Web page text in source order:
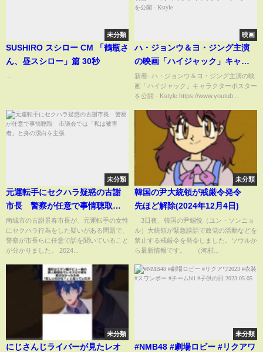
未分類
SUSHIRO スシロー CM 「鶴瓶さ
ん、昼スシロー」篇 30秒
映画
ハ・ジョンウ＆ヨ・ジング主演
の映画「ハイジャック」キャラ
クターポスターを公開 Kstyle新
着- ハ・ジョンウ＆ヨ・ジング主
演の映画「ハイジャック」キャ
ラクターポスターを公開 -
Kstyle
新着- ハ・ジョンウ＆ヨ・ジング主演の映
画「ハイジャック」キャラクターポスター
を公開 - Kstyle https://www.youtub...
未分類
元運転手にセクハラ疑惑の古謝
市長 警察が任意で事情聴取
市議会では「私は被害者」と身
の潔白を主張
南城市の古謝景春市長が、元運転手の女性
にセクハラ行為をした疑いがある問題で、
警察が市長らに任意で話を聞いていること
が分かりました。 2024...
未分類
韓国の尹大統領が戒厳令発令
先ほど解除(2024年12月4日)
3日夜、韓国の尹錫悦（ユン・ソンニョ
ル）大統領が緊急談話で政党の活動などを
禁止する戒厳令を発令しました。ソウルか
ら最新情報です。 （河村...
未分類
にじさんじライバーが見たレオ
未分類
#NMB48 #劇場ロビー #リクアワ